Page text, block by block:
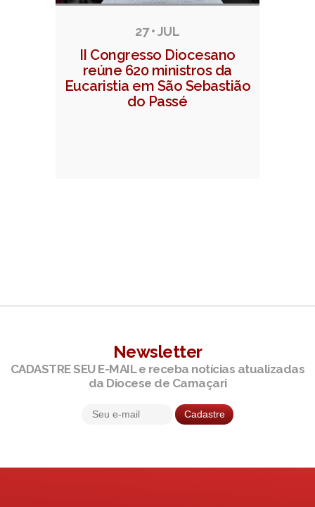
27 • JUL
II Congresso Diocesano
reúne 620 ministros da
Eucaristia em São Sebastião
do Passé
Newsletter
CADASTRE SEU E-MAIL e receba notícias atualizadas
da Diocese de Camaçari